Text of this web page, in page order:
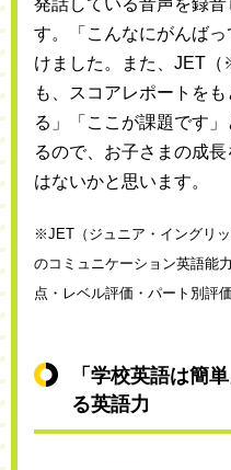
発話している音声を録
す。「こんなにがんば
けました。また、JET
も、スコアレポートを
る」「ここが課題です
るので、お子さまの成
はないかと思います。
※JET（ジュニア・イングリ
のコミュニケーション英語能
点・レベル評価・パート別評
「学校英語は簡
る英語力